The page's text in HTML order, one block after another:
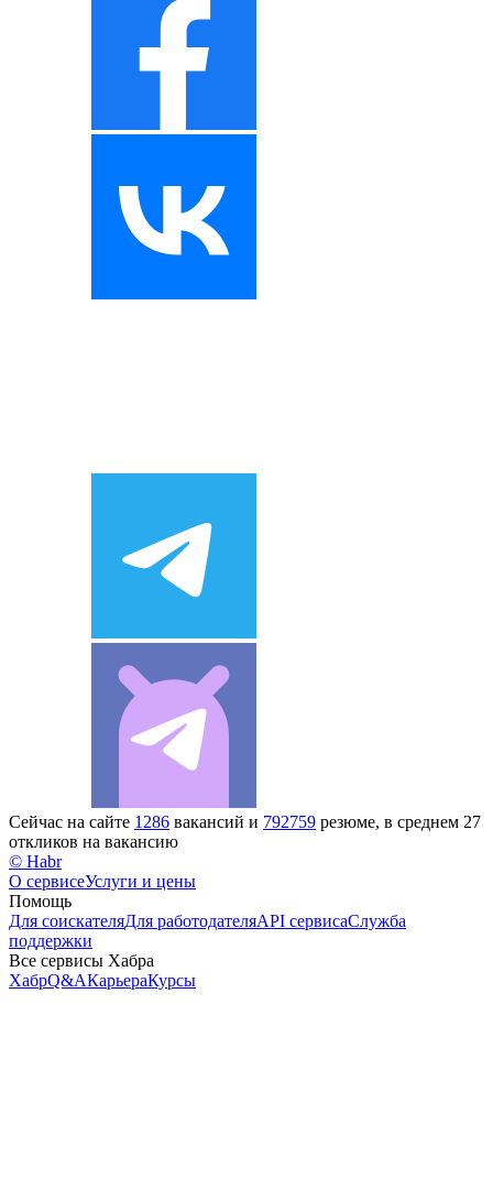
Сейчас на сайте 1286 вакансий и 792759 резюме, в среднем 27
откликов на вакансию
© Habr
О сервисеУслуги и цены
Помощь
Для соискателяДля работодателяAPI сервисаСлужба
поддержки
Все сервисы Хабра
ХабрQ&AКарьераКурсы